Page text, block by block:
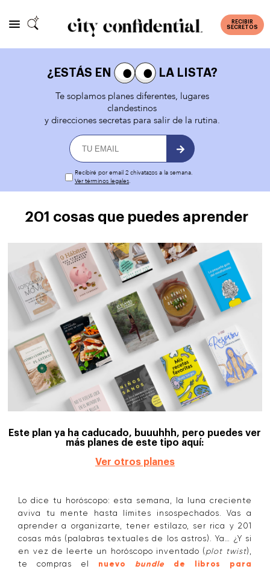
RECIBIR
SECRETOS
¿ESTÁS EN
LA LISTA?
Te soplamos planes diferentes, lugares
clandestinos
y direcciones secretas para salir de la rutina.
Recibiré por email 2 chivatazos a la semana.
Ver términos legales.
201 cosas que puedes aprender
Este plan ya ha caducado, buuuhhh, pero puedes ver
más planes de este tipo aquí:
Ver otros planes
Lo dice tu horóscopo: esta semana, la luna creciente
aviva tu mente hasta límites insospechados. Vas a
aprender a organizarte, tener estilazo, ser rica y 201
cosas más (palabras textuales de los astros). Ya… ¿Y si
en vez de leerte un horóscopo inventado ( plot twist),
te compras el
nuevo bundle de libros para